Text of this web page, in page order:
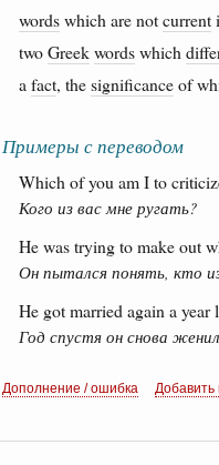
wordswhich are notcurrent
twoGreekwordswhich
a fact, thesignificanceof
Примеры с переводом
Which of you am I to
Кого из вас мне ругать?
He was trying to make out
Он пытался понять, кто
He got married again a
Год спустя он снова
Дополнение / ошибка